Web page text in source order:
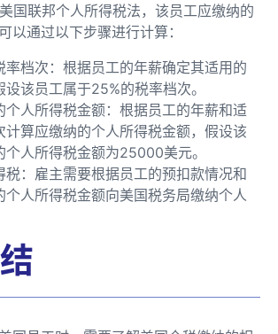
国联邦个人所得税法，该员工应缴纳的
以通过以下步骤进行计算：
率档次：根据员工的年薪确定其适用的
该员工属于25%的税率档次。
个人所得税金额：根据员工的年薪和适
计算应缴纳的个人所得税金额，假设该
个人所得税金额为25000美元。
税：雇主需要根据员工的预扣款情况和
个人所得税金额向美国税务局缴纳个人